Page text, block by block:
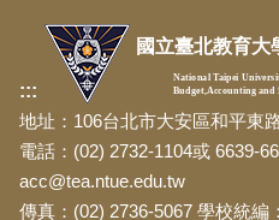
:::
國立臺北教育大
National Taipei
Budget,Accounting and
地址：106台北市大安區和平東
電話：(02) 2732-1104或 6639-
acc@tea.ntue.edu.tw
傳真：(02) 2736-5067 學校統編